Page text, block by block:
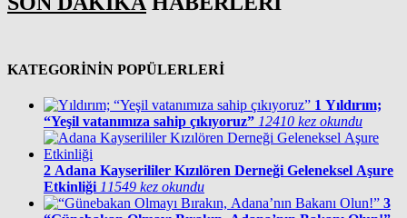
KATEGORİNİN POPÜLERLERİ
1 Yıldırım;
“Yeşil vatanımıza sahip çıkıyoruz” 12410 kez okundu
2 Adana Kayserililer Kızılören Derneği Geleneksel Aşure
Etkinliği 11549 kez okundu
3